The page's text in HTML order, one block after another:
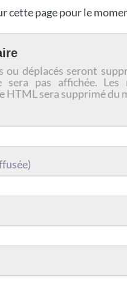
cette page pour le
ou déplacés seront
sera pas affichée.
sera supprimé du